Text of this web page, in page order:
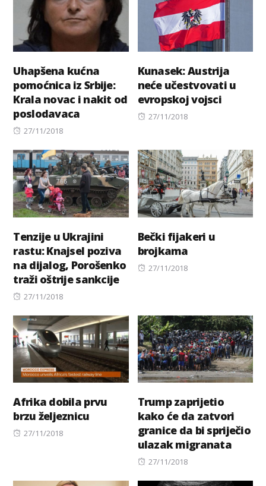
Uhapšena kućna
pomoćnica iz Srbije:
Krala novac i nakit od
poslodavaca
Posted
27/11/2018
Kunasek: Austrija
neće učestvovati u
evropskoj vojsci
Posted
27/11/2018
Tenzije u Ukrajini
rastu: Knajsel poziva
na dijalog, Porošenko
traži oštrije sankcije
Posted
27/11/2018
Bečki fijakeri u
brojkama
Posted
27/11/2018
Afrika dobila prvu
brzu željeznicu
Posted
27/11/2018
Trump zaprijetio
kako će da zatvori
granice da bi spriječio
ulazak migranata
Posted
27/11/2018